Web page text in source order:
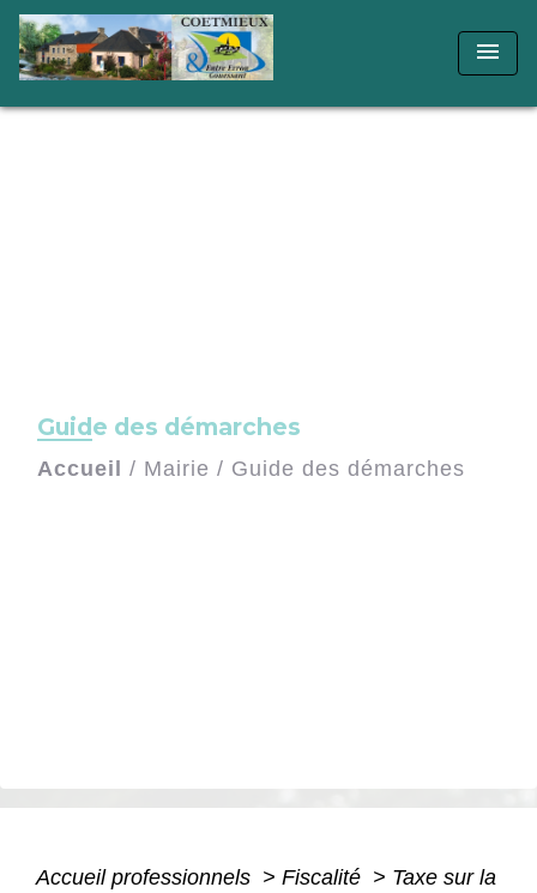
menu
Guide des démarches
Accueil / Mairie / Guide des démarches
Accueil professionnels > Fiscalité > Taxe sur la